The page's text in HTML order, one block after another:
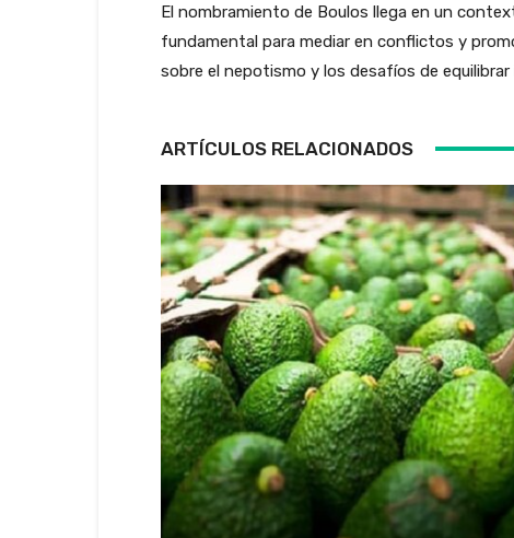
El nombramiento de Boulos llega en un
fundamental para mediar en conflictos y
sobre el nepotismo y los desafíos de
ARTÍCULOS RELACIONADOS